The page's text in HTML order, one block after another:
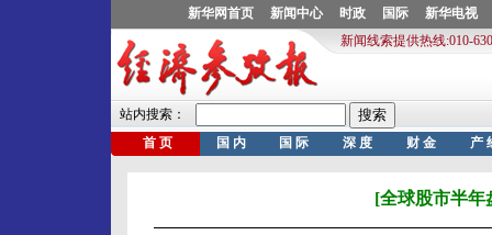
[全球股市半年